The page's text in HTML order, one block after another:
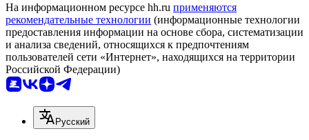
На информационном ресурсе hh.ru применяются
рекомендательные технологии (информационные технологии
предоставления информации на основе сбора, систематизации
и анализа сведений, относящихся к предпочтениям
пользователей сети «Интернет», находящихся на территории
Российской Федерации)
Русский